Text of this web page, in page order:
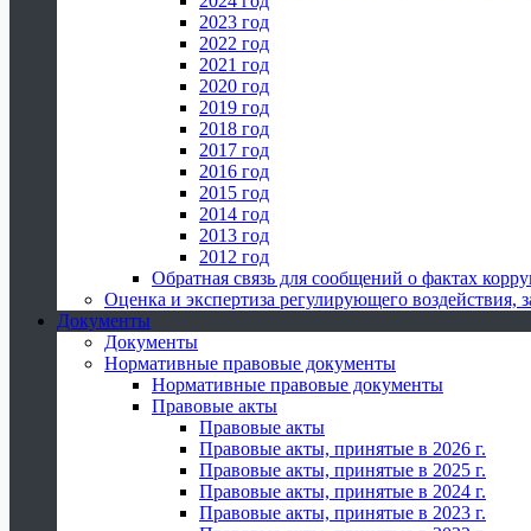
2023 год
2022 год
2021 год
2020 год
2019 год
2018 год
2017 год
2016 год
2015 год
2014 год
2013 год
2012 год
Обратная связь для сообщений о фактах
Оценка и экспертиза регулирующего
Документы
Документы
Нормативные правовые документы
Нормативные правовые документы
Правовые акты
Правовые акты
Правовые акты, принятые в 2026 г.
Правовые акты, принятые в 2025 г.
Правовые акты, принятые в 2024 г.
Правовые акты, принятые в 2023 г.